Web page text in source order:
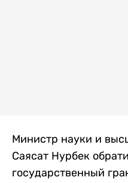
Министр науки и
Саясат Нурбек
государственный